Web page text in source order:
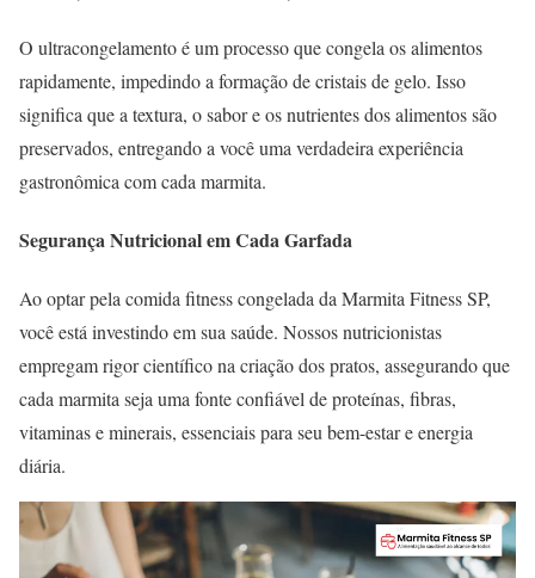
O ultracongelamento é um processo que congela os alimentos
rapidamente, impedindo a formação de cristais de gelo. Isso
significa que a textura, o sabor e os nutrientes dos alimentos são
preservados, entregando a você uma verdadeira experiência
gastronômica com cada marmita.
Segurança Nutricional em Cada Garfada
Ao optar pela comida fitness congelada da Marmita Fitness SP,
você está investindo em sua saúde. Nossos nutricionistas
empregam rigor científico na criação dos pratos, assegurando que
cada marmita seja uma fonte confiável de proteínas, fibras,
vitaminas e minerais, essenciais para seu bem-estar e energia
diária.